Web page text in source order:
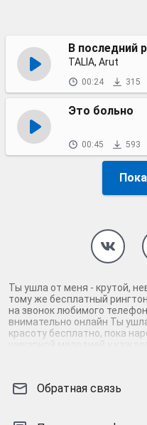
В последний
TALIA, Arut
00:24 315
Это больно
00:45 593
Ты ушла от меня - крутой,
тому же бесплатный
на звонок любимого
внимательно онлайн Ты
красоту бесплатно, пока
шикарной мелодией у
первым, кто скачает
mp3 песни на звонок
Обратная связь